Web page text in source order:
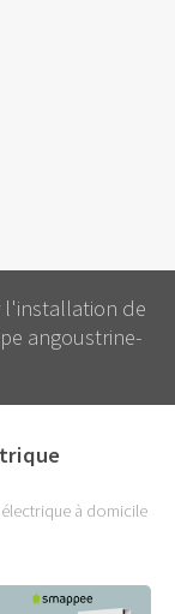
l'installation de
angoustrine-
à domicile